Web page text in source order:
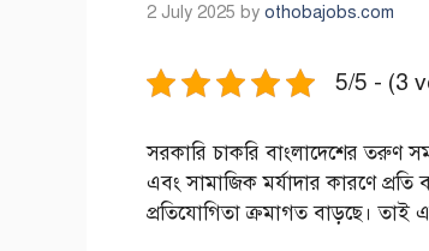
2 July 2025 by othobajobs.com
5/5 - (3
সরকারি চাকরি বাংলাদেশের তরুণ
এবং সামাজিক মর্যাদার কারণে প্রতি
প্রতিযোগিতা ক্রমাগত বাড়ছে। তাই